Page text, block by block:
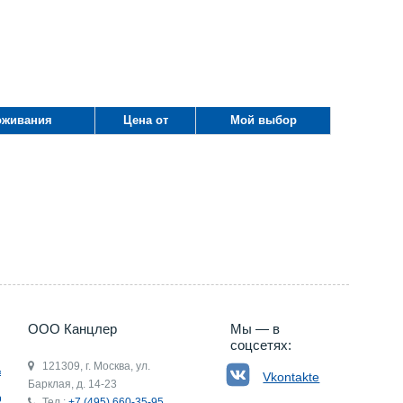
Цена от Мой выбор
660-35-95
ООО Канцлер
121309, г. Москва, ул.
Барклая, д. 14-23
Мы — в
соцсетях:
Vkontakte